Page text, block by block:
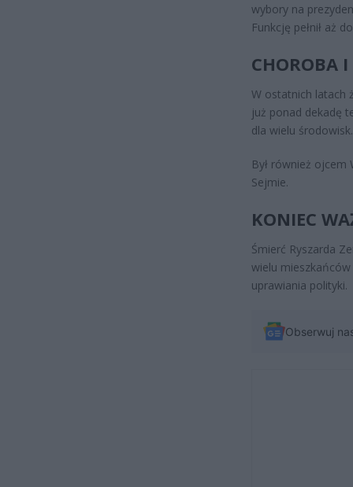
wybory na
Funkcję pełnił aż
CHOROBA
W ostatnich latach
już ponad dekadę
dla wielu środowisk.
Był również ojcem
Sejmie.
KONIEC
Śmierć Ryszarda
wielu
uprawiania polityki.
Obserwuj